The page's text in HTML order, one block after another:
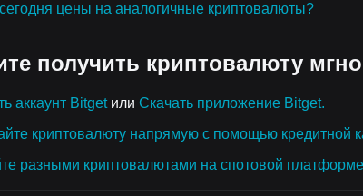
цены на аналогичные криптовалюты?
получить криптовалюту
аккаунт Bitgetили Скачать приложение Bitget.
криптовалюту напрямую с помощью кредитной
разными криптовалютами на спотовой